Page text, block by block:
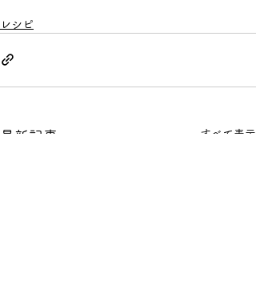
レシピ
最新記事 すべて表示